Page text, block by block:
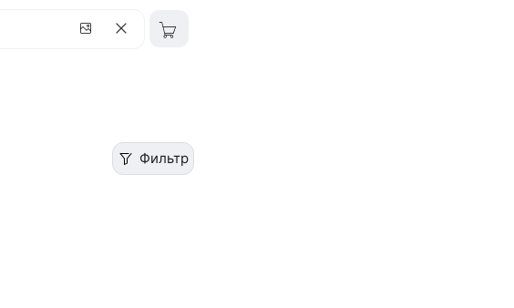
Фильтр